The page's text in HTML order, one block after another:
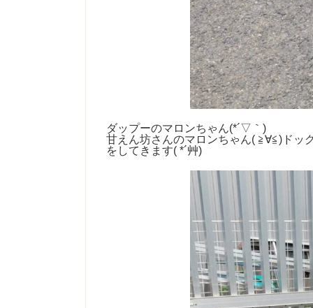
ダップーのマロンちゃん(*´▽｀)
甘えん坊さんのマロンちゃん( ≧∀≦)ドッ
をしてきます( *´艸)